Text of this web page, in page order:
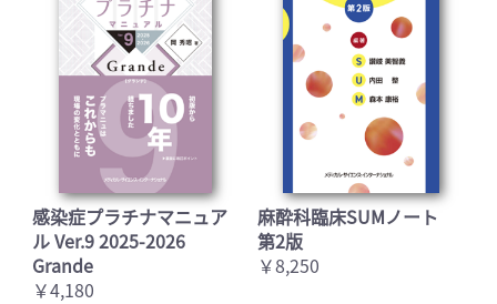
感染症プラチナマニュア
ル Ver.9 2025-2026
Grande
￥4,180
麻酔科臨床SUMノート
第2版
￥8,250